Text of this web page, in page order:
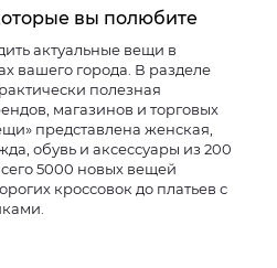
вы полюбите
актуальные вещи в
вашего города. В разделе
полезная
магазинов и торговых
представлена женская,
обувь и аксессуары из 200
5000 новых вещей
кроссовок до платьев с